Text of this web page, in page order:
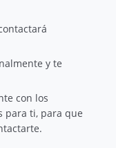
y te
con los
para ti, para que